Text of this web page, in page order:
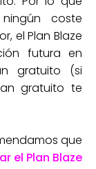
coste
el Plan Blaze
futura en
gratuito (si
gratuito te
que
el Plan Blaze